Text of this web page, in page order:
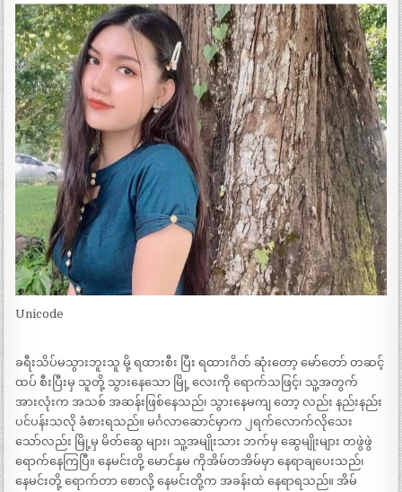
Unicode
ခရီးသိပ်မသွားဘူးသူ မို့ ရထားစီး ပြီး ရထားဂိတ် ဆုံးတော့ မော်တော် တဆင့်
ထပ် စီးပြီးမှ သူတို့ သွားနေသော မြို့ လေးကို ရောက်သဖြင့်၊ သူ့အတွက်
အားလုံးက အသစ် အဆန်းဖြစ်နေသည်၊ သွားနေမကျ တော့ လည်း နည်းနည်း
ပင်ပန်းသလို ခံစားရသည်။ မင်္ဂလာဆောင်မှာက ၂ရက်လောက်လိုသေး
သော်လည်း မြို့မှ မိတ်ဆွေ များ၊ သူ့အမျိုးသား ဘက်မှ ဆွေမျိုးများ တဖွဲဖွဲ
ရောက်နေကြပြီ။ နေမင်းတို့ မောင်နှမ ကိုအိမ်တအိမ်မှာ နေရာချပေးသည်၊
နေမင်းတို့ ရောက်တာ စောလို့ နေမင်းတို့က အခန်းထဲ နေရာရသည်။ အိမ်